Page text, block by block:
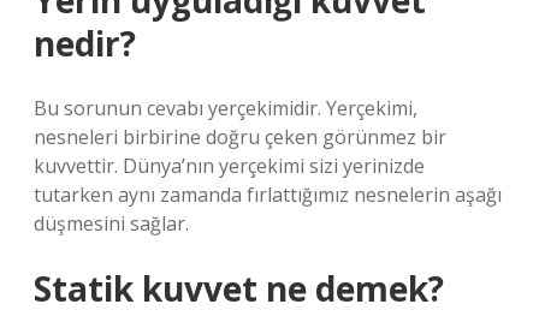
nedir?
Bu sorunun cevabı yerçekimidir. Yerçekimi,
nesneleri birbirine doğru çeken görünmez bir
kuvvettir. Dünya’nın yerçekimi sizi yerinizde
tutarken aynı zamanda fırlattığımız nesnelerin aşağı
düşmesini sağlar.
Statik kuvvet ne demek?